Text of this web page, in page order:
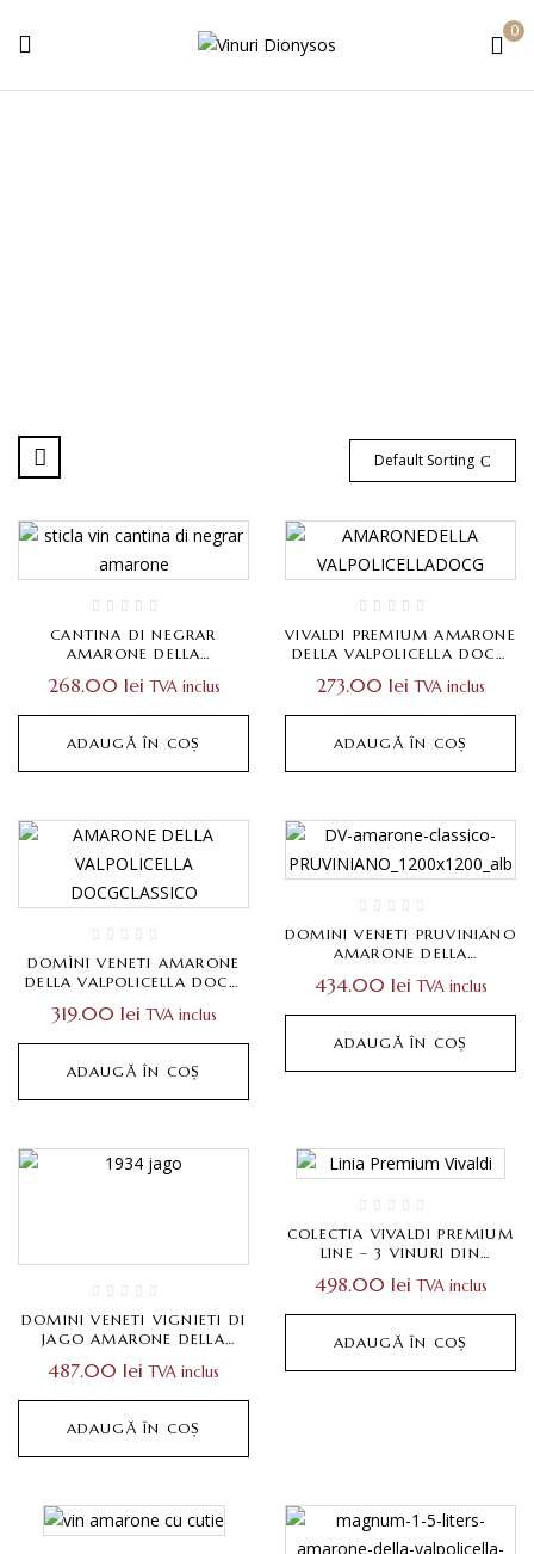
0
Default Sorting
CANTINA DI NEGRAR
AMARONE DELLA
VALPOLICELLA DOCG
CLASSICO 0,75L
268.00 lei TVA inclus
ADAUGĂ ÎN COȘ
VIVALDI PREMIUM AMARONE
DELLA VALPOLICELLA DOCG
273.00 lei TVA inclus
ADAUGĂ ÎN COȘ
DOMÌNI VENETI AMARONE
DELLA VALPOLICELLA DOCG
319.00 lei TVA inclus
ADAUGĂ ÎN COȘ
DOMINI VENETI PRUVINIANO
AMARONE DELLA
CLASSICO0,75L
434.00 lei TVA inclus
ADAUGĂ ÎN COȘ
DOMINI VENETI VIGNIETI DI
JAGO AMARONE DELLA
DOCG 0,75L
487.00 lei TVA inclus
ADAUGĂ ÎN COȘ
COLECTIA VIVALDI PREMIUM
LINE – 3 VINURI DIN
498.00 lei TVA inclus
ADAUGĂ ÎN COȘ